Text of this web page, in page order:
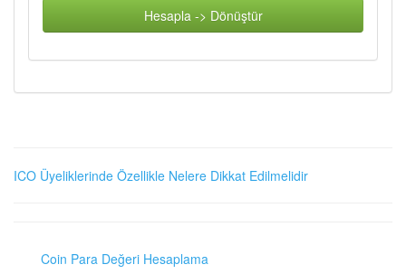
Hesapla -> Dönüştür
ICO Üyeliklerinde Özellikle Nelere Dikkat Edilmelidir
Coin Para Değeri Hesaplama